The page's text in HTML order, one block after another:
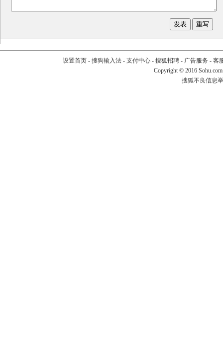
设置首页- 搜狗输入法- 支付中心- 搜狐招聘- 广告服务 - 客
Copyright © 2016
搜狐不良信息